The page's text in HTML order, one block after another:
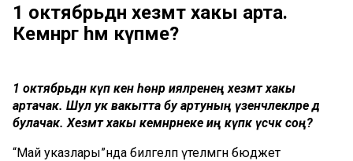
1 октябрьдән хезмәт хакы арта.
Кемнәргә һәм күпме?
1 октябрьдән күп кенә һөнәр ияләренең хезмәт хакы
артачак. Шул ук вакытта бу артуның үзенчәлекләре дә
булачак. Хезмәт хакы кемнәрнеке иң күпкә үсәчәк соң?
“Май указлары”нда билгеләп үтелмәгән бюджет